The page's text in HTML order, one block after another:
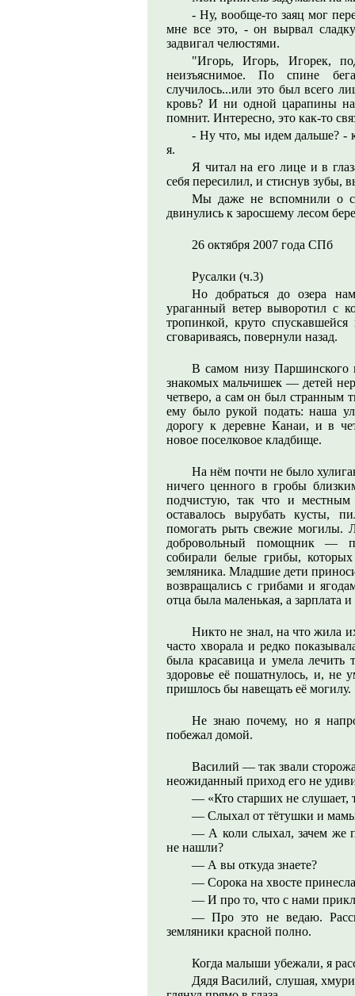
- Ну, вообще-то заяц мог
мне все это, - он вырвал
задвигал челюстями.
"Игорь, Игорь, Игорек,
неизъяснимое. По спине
случилось...или это был всего
кровь? И ни одной царапины
помнит. Интересно, это как-то
- Ну что, мы идем дальше? -
я.
Я читал на его лице и в
себя пересилил, и стиснув
Мы даже не вспомнили о
двинулись к заросшему лесом
26 октября 2007 года СПб
Русалки (ч.3)
Но добраться до озера
ураганный ветер выворотил с
тропинкой, круто
сговариваясь, повернули назад.
В самом низу Паршинского
знакомых мальчишек — детей
четверо, а сам он был
ему было рукой подать: наша
дорогу к деревне Канаи, и в
новое поселковое кладбище.
На нём почти не было
ничего ценного в гробы
подчистую, так что и
оставалось вырубать кусты,
помогать рыть свежие могилы.
добровольный помощник —
собирали белые грибы,
земляника. Младшие дети
возвращались с грибами и
отца была маленькая, а зарплата
Никто не знал, на что жила
часто хворала и редко
была красавица и умела лечить
здоровье её пошатнулось, и, не
пришлось бы навещать её могилу.
Не знаю почему, но я
побежал домой.
Василий — так звали
неожиданный приход его не
— «Кто старших не слушает,
— Слыхал от тётушки и
— А коли слыхал, зачем же
не нашли?
— А вы откуда знаете?
— Сорока на хвосте
— И про то, что с нами
— Про это не ведаю.
земляники красной полно.
Когда малыши убежали, я
Дядя Василий, слушая,